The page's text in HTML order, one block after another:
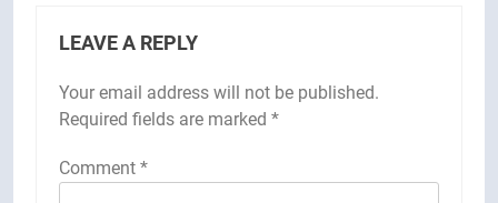
LEAVE A REPLY
Your email address will not be published.
Required fields are marked *
Comment *